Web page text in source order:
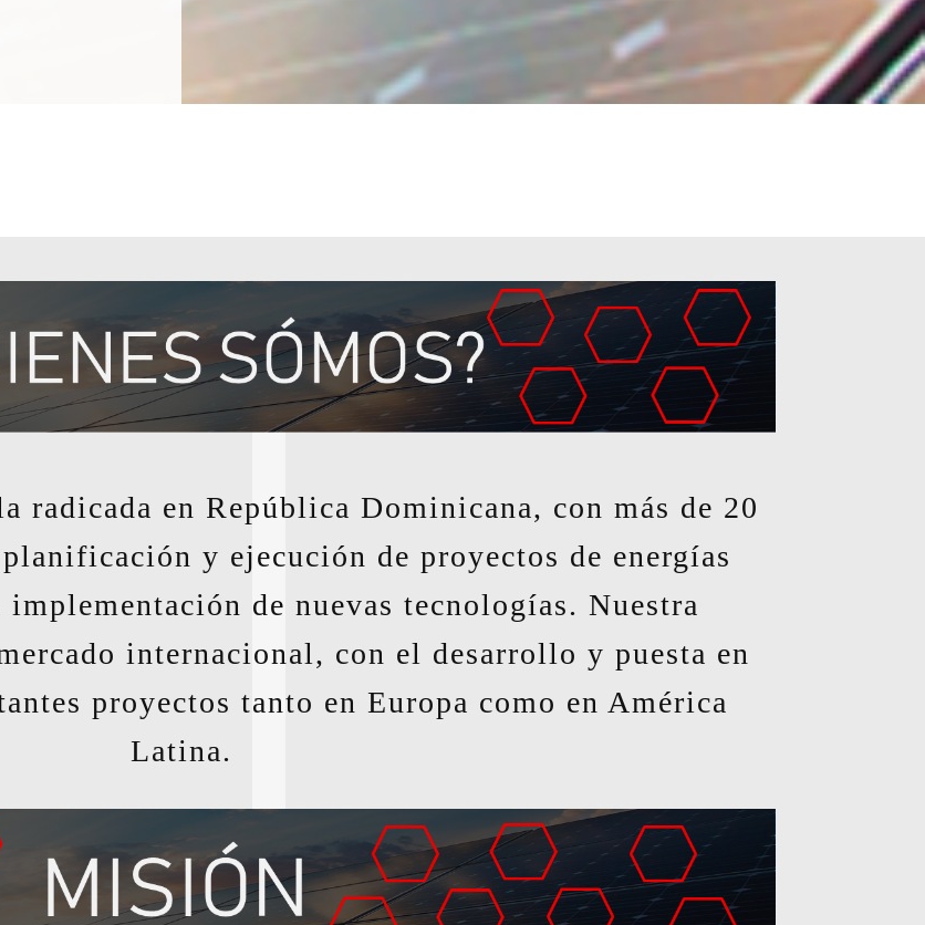
radicada en República Dominicana, con más de 20
y ejecución de proyectos de energías
de nuevas tecnologías. Nuestra
internacional, con el desarrollo y puesta en
proyectos tanto en Europa como en América
Latina.